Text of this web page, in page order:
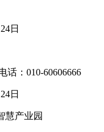
日
话：010-60606666
日
慧产业园